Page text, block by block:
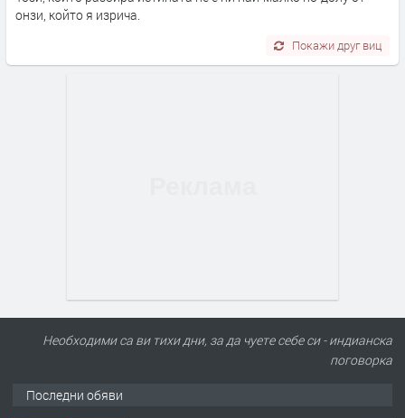
онзи, който я изрича.
Покажи друг виц
Необходими са ви тихи дни, за да чуете себе си - индианска
поговорка
Последни обяви